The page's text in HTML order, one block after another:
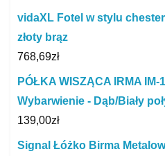
vidaXL Fotel w stylu
złoty brąz
768,69zł
PÓŁKA WISZĄCA IRMA IM-
Wybarwienie - Dąb/Biały
139,00zł
Signal Łóżko Birma